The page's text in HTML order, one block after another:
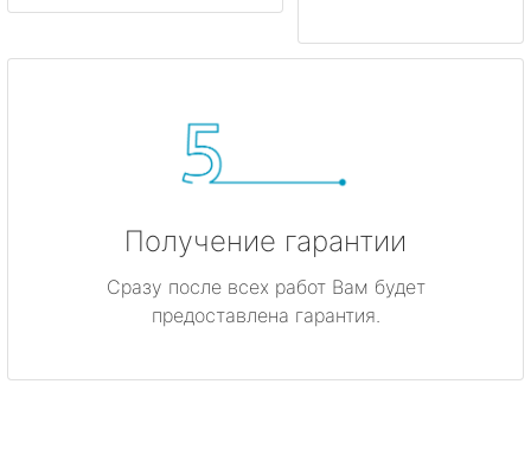
Получение гарантии
Сразу после всех работ Вам будет
предоставлена гарантия.